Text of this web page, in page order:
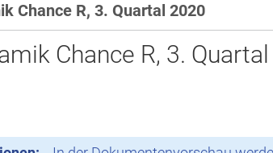
Chance R, 3. Quartal 2020
Chance R, 3.